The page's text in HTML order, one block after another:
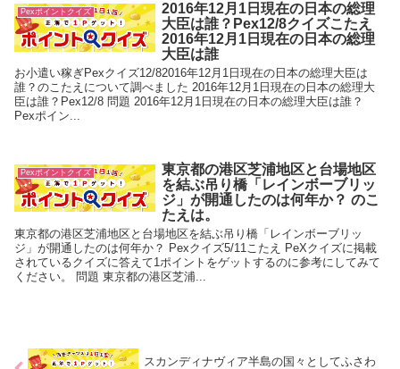
Pexポイントクイズ
2016年12月1日現在の日本の総理
大臣は誰？Pex12/8クイズこたえ
2016年12月1日現在の日本の総理
大臣は誰
お小遣い稼ぎPexクイズ12/82016年12月1日現在の日本の総理大臣は
誰？のこたえについて調べました 2016年12月1日現在の日本の総理大
臣は誰？Pex12/8 問題 2016年12月1日現在の日本の総理大臣は誰？
Pexポイン...
Pexポイントクイズ
東京都の港区芝浦地区と台場地区
を結ぶ吊り橋「レインボーブリッ
ジ」が開通したのは何年か？ のこ
たえは。
東京都の港区芝浦地区と台場地区を結ぶ吊り橋「レインボーブリッ
ジ」が開通したのは何年か？ Pexクイズ5/11こたえ PeXクイズに掲載
されているクイズに答えて1ポイントをゲットするのに参考にしてみて
ください。 問題 東京都の港区芝浦...
スカンディナヴィア半島の国々としてふさわ